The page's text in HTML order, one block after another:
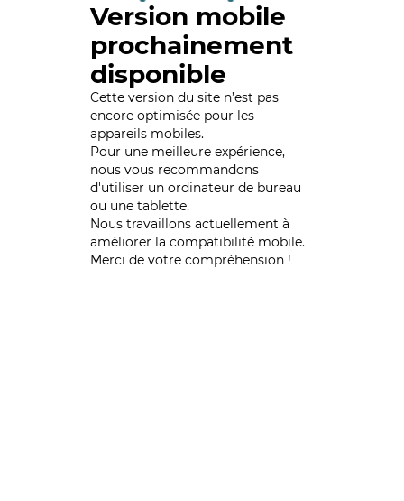
Version mobile
prochainement
disponible
Cette version du site n’est pas
encore optimisée pour les
appareils mobiles.
Pour une meilleure expérience,
nous vous recommandons
d'utiliser un ordinateur de bureau
ou une tablette.
Nous travaillons actuellement à
améliorer la compatibilité mobile.
Merci de votre compréhension !